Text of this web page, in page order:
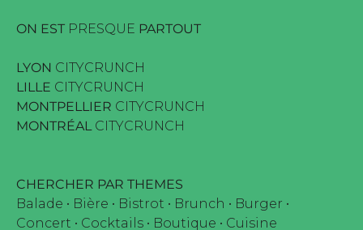
ON EST PRESQUE PARTOUT
LYON CITYCRUNCH
LILLE CITYCRUNCH
MONTPELLIER CITYCRUNCH
MONTRÉALCITYCRUNCH
CHERCHER PAR THEMES
Balade • Bière • Bistrot • Brunch • Burger •
Concert • Cocktails • Boutique • Cuisine